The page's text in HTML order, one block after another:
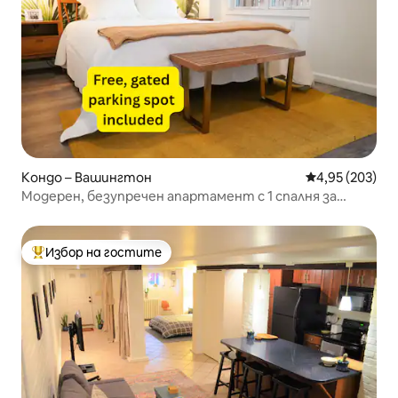
Кондо – Вашингтон Средна
4,95 (203)
Модерен, безупречен апартамент с 1 спалня за
Най-популярен избор на гостите
Избор на гостите